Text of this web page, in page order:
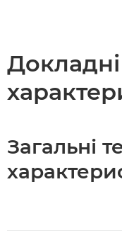
Докладні
Загальні